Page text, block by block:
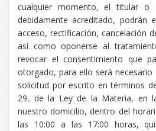
cualquier momento, el titular o
debidamente acreditado, podrán
acceso, rectificación, cancelación
así como oponerse al
revocar el consentimiento que
otorgado, para ello será necesario
solicitud por escrito en términos
29, de la Ley de la Materia, en
nuestro domicilio, dentro del
las 10:00 a las 17:00 horas,